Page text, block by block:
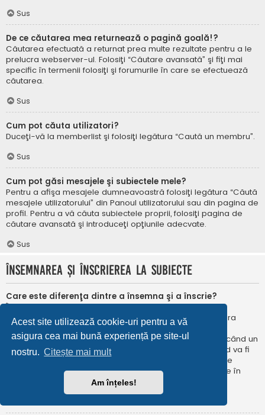
Acest site utilizează cookie-uri pentru a vă
asigura cea mai bună experiență pe site-ul
nostru. Citește mai mult
Am înțeles!
Sus
De ce căutarea mea returnează o pagină goală!?
Căutarea efectuată a returnat prea multe rezultate pentru a le
prelucra webserver-ul. Folosiţi “Căutare avansată” şi fiţi mai
specific în termenii folosiţi şi forumurile în care se efectuează
căutarea.
Sus
Cum pot căuta utilizatori?
Duceţi-vă la memberlist şi folosiţi legătura “Caută un membru”.
Sus
Cum pot găsi mesajele şi subiectele mele?
Pentru a afişa mesajele dumneavoastră folosiţi legătura “Căută
mesajele utilizatorului” din Panoul utilizatorului sau din pagina de
profil. Pentru a vă căuta subiectele proprii, folosiţi pagina de
căutare avansată şi introduceţi opţiunile adecvate.
Sus
Însemnarea şi înscrierea la subiecte
Care este diferenţa dintre a însemna şi a înscrie?
În phpBB 3.0 însemnarea era foarte asemănătoare cu
însemnarea în browser-ul web. Nu eraţi notificat când era
publicat un răspuns. În phpBB 3.1, însemnarea este
asemănătoarea înscrierii la un subiect. Puteți fi notificat când un
subiect este actualizat. Înscriindu-vă, veţi fi notificat când va fi
publicat un răspuns în subiectul sau în forum. Opțiunile de
notificare pentru însemnare și înscriere pot fi configurate în
Panoul utilizatorului, sub “Preferințe forum”.